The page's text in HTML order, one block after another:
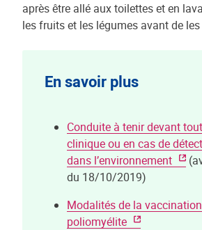
après être allé aux toilettes et en
les fruits et les légumes avant de
En savoir plus
Conduite à tenir devant
clinique ou en cas de
dans l’environnement
du 18/10/2019)
Modalités de la
poliomyélite